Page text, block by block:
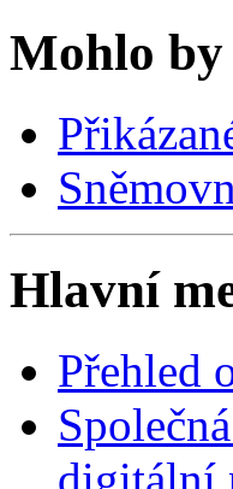
Mohlo
Hlavní
Přehled